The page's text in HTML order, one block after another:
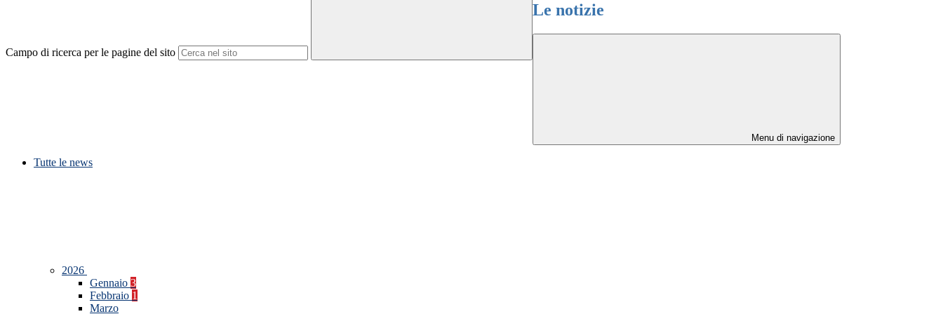
Campo di ricerca per le pagine del sito
Le notizie
Menu di navigazione
Tutte le news
2026
Gennaio 3
Febbraio 1
Marzo